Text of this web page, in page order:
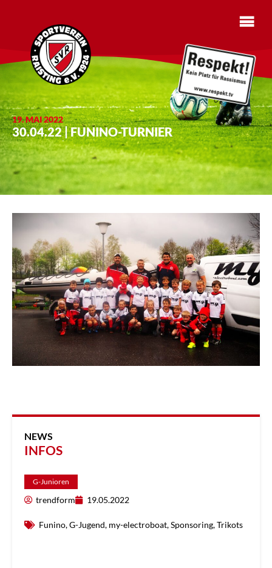
19. MAI 2022
30.04.22 | FUNINO-TURNIER
NEWS
INFOS
G-Junioren
trendform 19.05.2022
Funino,G-Jugend, my-electroboat,Sponsoring,Trikots